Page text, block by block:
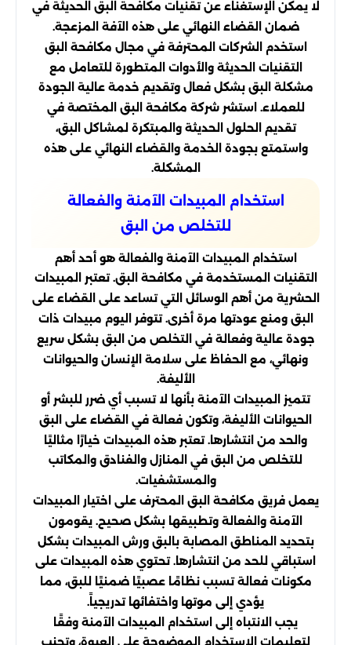
لا يمكن الإستغناء عن تقنيات مكافحة البق الحديثة في
ضمان القضاء النهائي على هذه الآفة المزعجة.
استخدم الشركات المحترفة في مجال مكافحة البق
التقنيات الحديثة والأدوات المتطورة للتعامل مع
مشكلة البق بشكل فعال وتقديم خدمة عالية الجودة
للعملاء. استشر شركة مكافحة البق المختصة في
تقديم الحلول الحديثة والمبتكرة لمشاكل البق،
واستمتع بجودة الخدمة والقضاء النهائي على هذه
المشكلة.
استخدام المبيدات الآمنة والفعالة
للتخلص من البق
استخدام المبيدات الآمنة والفعالة هو أحد أهم
التقنيات المستخدمة في مكافحة البق. تعتبر المبيدات
الحشرية من أهم الوسائل التي تساعد على القضاء على
البق ومنع عودتها مرة أخرى. تتوفر اليوم مبيدات ذات
جودة عالية وفعالة في التخلص من البق بشكل سريع
ونهائي، مع الحفاظ على سلامة الإنسان والحيوانات
الأليفة.
تتميز المبيدات الآمنة بأنها لا تسبب أي ضرر للبشر أو
الحيوانات الأليفة، وتكون فعالة في القضاء على البق
والحد من انتشارها. تعتبر هذه المبيدات خيارًا مثاليًا
للتخلص من البق في المنازل والفنادق والمكاتب
والمستشفيات.
يعمل فريق مكافحة البق المحترف على اختيار المبيدات
الآمنة والفعالة وتطبيقها بشكل صحيح. يقومون
بتحديد المناطق المصابة بالبق ورش المبيدات بشكل
استباقي للحد من انتشارها. تحتوي هذه المبيدات على
مكونات فعالة تسبب نظامًا عصبيًا ضمنيًا للبق، مما
يؤدي إلى موتها واختفائها تدريجياً.
يجب الانتباه إلى استخدام المبيدات الآمنة وفقًا
لتعليمات الاستخدام الموضوحة على العبوة، وتجنب